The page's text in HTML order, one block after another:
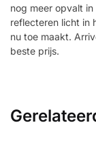
nog meer opvalt
reflecteren licht in
nu toe maakt.
beste prijs.